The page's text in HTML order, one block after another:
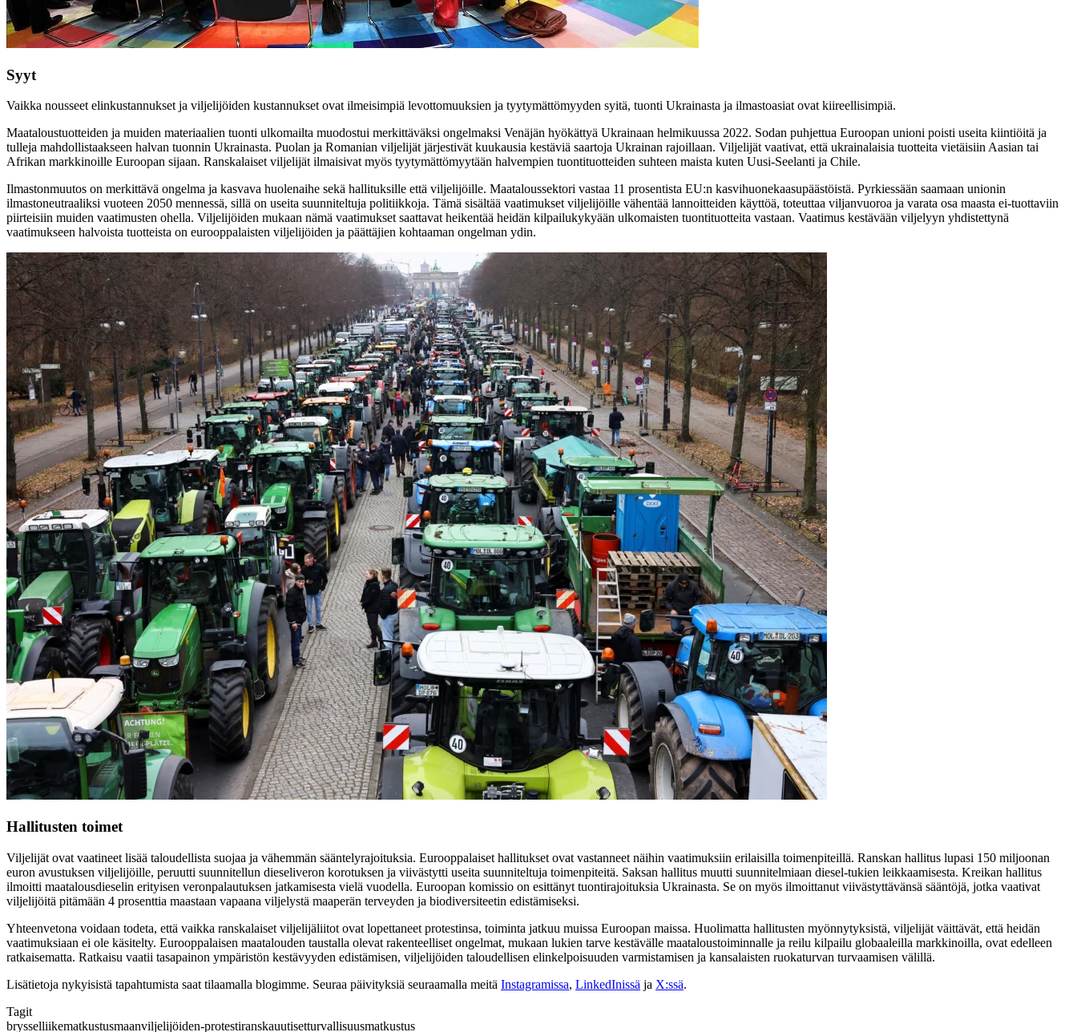
Syyt
Vaikka nousseet elinkustannukset ja viljelijöiden kustannukset ovat ilmeisimpiä levottomuuksien ja tyytymättömyyden syitä, tuonti Ukrainasta ja ilmastoasiat ovat kiireellisimpiä.
Maataloustuotteiden ja muiden materiaalien tuonti ulkomailta muodostui merkittäväksi ongelmaksi Venäjän hyökättyä Ukrainaan helmikuussa 2022. Sodan puhjettua Euroopan unioni poisti useita kiintiöitä ja
tulleja mahdollistaakseen halvan tuonnin Ukrainasta. Puolan ja Romanian viljelijät järjestivät kuukausia kestäviä saartoja Ukrainan rajoillaan. Viljelijät vaativat, että ukrainalaisia tuotteita vietäisiin Aasian tai
Afrikan markkinoille Euroopan sijaan. Ranskalaiset viljelijät ilmaisivat myös tyytymättömyytään halvempien tuontituotteiden suhteen maista kuten Uusi-Seelanti ja Chile.
Ilmastonmuutos on merkittävä ongelma ja kasvava huolenaihe sekä hallituksille että viljelijöille. Maataloussektori vastaa 11 prosentista EU:n kasvihuonekaasupäästöistä. Pyrkiessään saamaan unionin
ilmastoneutraaliksi vuoteen 2050 mennessä, sillä on useita suunniteltuja politiikkoja. Tämä sisältää vaatimukset viljelijöille vähentää lannoitteiden käyttöä, toteuttaa viljanvuoroa ja varata osa maasta ei-tuottaviin
piirteisiin muiden vaatimusten ohella. Viljelijöiden mukaan nämä vaatimukset saattavat heikentää heidän kilpailukykyään ulkomaisten tuontituotteita vastaan. Vaatimus kestävään viljelyyn yhdistettynä
vaatimukseen halvoista tuotteista on eurooppalaisten viljelijöiden ja päättäjien kohtaaman ongelman ydin.
Hallitusten toimet
Viljelijät ovat vaatineet lisää taloudellista suojaa ja vähemmän sääntelyrajoituksia. Eurooppalaiset hallitukset ovat vastanneet näihin vaatimuksiin erilaisilla toimenpiteillä. Ranskan hallitus lupasi 150 miljoonan
euron avustuksen viljelijöille, peruutti suunnitellun dieseliveron korotuksen ja viivästytti useita suunniteltuja toimenpiteitä. Saksan hallitus muutti suunnitelmiaan diesel-tukien leikkaamisesta. Kreikan hallitus
ilmoitti maatalousdieselin erityisen veronpalautuksen jatkamisesta vielä vuodella. Euroopan komissio on esittänyt tuontirajoituksia Ukrainasta. Se on myös ilmoittanut viivästyttävänsä sääntöjä, jotka vaativat
viljelijöitä pitämään 4 prosenttia maastaan vapaana viljelystä maaperän terveyden ja biodiversiteetin edistämiseksi.
Yhteenvetona voidaan todeta, että vaikka ranskalaiset viljelijäliitot ovat lopettaneet protestinsa, toiminta jatkuu muissa Euroopan maissa. Huolimatta hallitusten myönnytyksistä, viljelijät väittävät, että heidän
vaatimuksiaan ei ole käsitelty. Eurooppalaisen maatalouden taustalla olevat rakenteelliset ongelmat, mukaan lukien tarve kestävälle maataloustoiminnalle ja reilu kilpailu globaaleilla markkinoilla, ovat edelleen
ratkaisematta. Ratkaisu vaatii tasapainon ympäristön kestävyyden edistämisen, viljelijöiden taloudellisen elinkelpoisuuden varmistamisen ja kansalaisten ruokaturvan turvaamisen välillä.
Lisätietoja nykyisistä tapahtumista saat tilaamalla blogimme. Seuraa päivityksiä seuraamalla meitä Instagramissa, LinkedInissä ja X:ssä.
Tagit
brysselliikematkustusmaanviljelijöiden-protestiranskauutisetturvallisuusmatkustus